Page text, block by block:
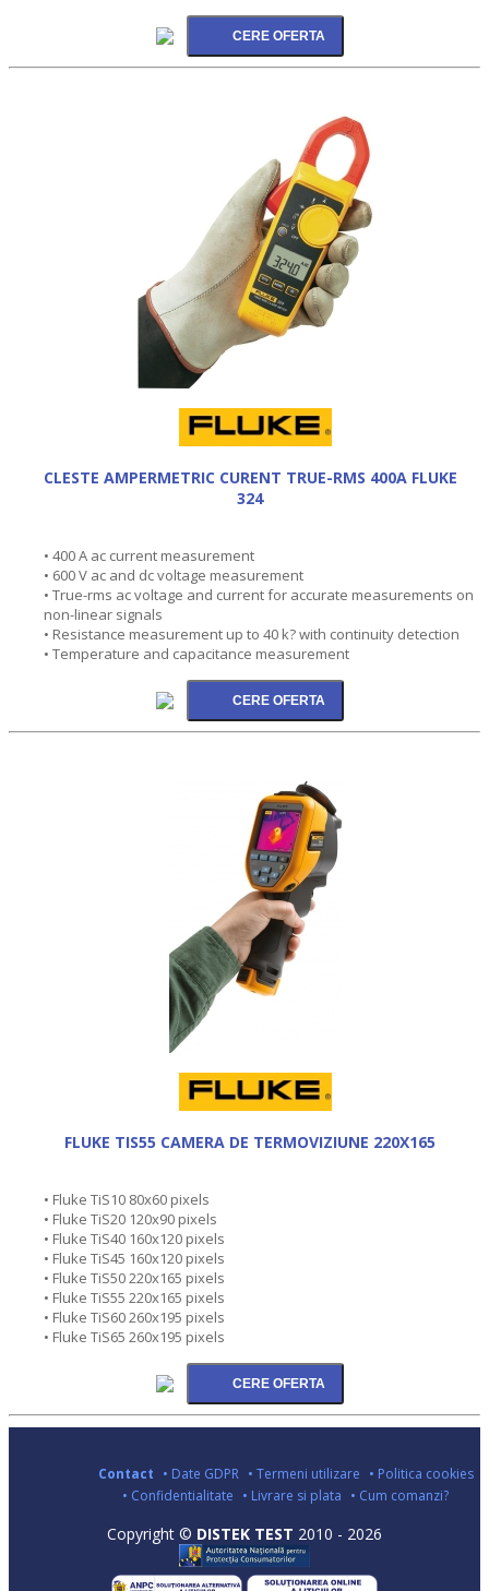
CLESTE AMPERMETRIC CURENT TRUE-RMS 400A FLUKE
324
• 400 A ac current measurement
• 600 V ac and dc voltage measurement
• True-rms ac voltage and current for accurate measurements on
non-linear signals
• Resistance measurement up to 40 k? with continuity detection
• Temperature and capacitance measurement
FLUKE TIS55 CAMERA DE TERMOVIZIUNE 220X165
• Fluke TiS10 80x60 pixels
• Fluke TiS20 120x90 pixels
• Fluke TiS40 160x120 pixels
• Fluke TiS45 160x120 pixels
• Fluke TiS50 220x165 pixels
• Fluke TiS55 220x165 pixels
• Fluke TiS60 260x195 pixels
• Fluke TiS65 260x195 pixels
Contact • Date GDPR • Termeni utilizare • Politica cookies
• Confidentialitate • Livrare si plata • Cum comanzi?
Copyright © DISTEK TEST 2010 - 2026